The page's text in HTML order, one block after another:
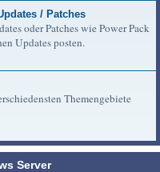
/ Patches
oder Patches wie Power Pack
Updates posten.
Themengebiete
Server